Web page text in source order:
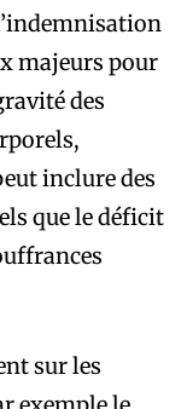
majeurs pour
des
inclure des
que le déficit
sur les